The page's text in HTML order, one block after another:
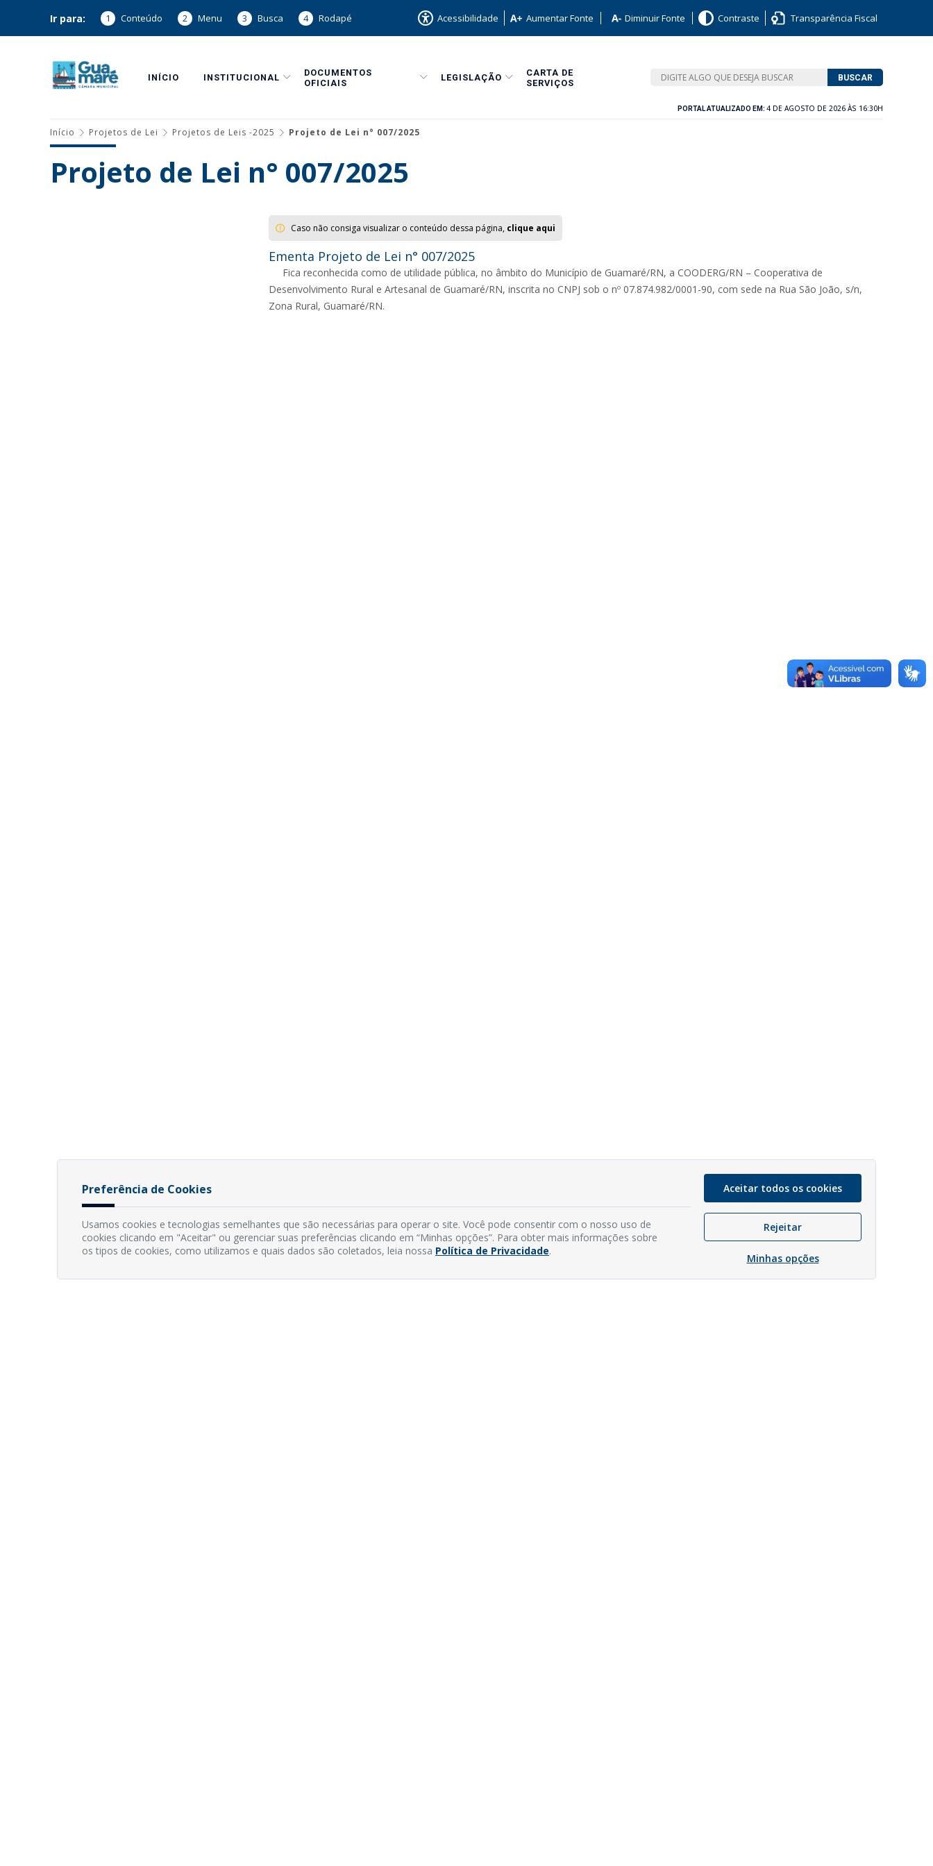
Ir para: 1 Conteúdo 2 Menu 3 Busca 4 Rodapé Acessibilidade Aumentar Fonte Diminuir Fonte Contraste Transparência Fiscal
INÍCIO INSTITUCIONAL
DOCUMENTOS
OFICIAIS
LEGISLAÇÃO
CARTA DE
SERVIÇOS
BUSCAR
PORTAL ATUALIZADO EM: 4 DE AGOSTO DE 2026 ÀS 16:30H
Início Projetos de Lei Projetos de Leis -2025 Projeto de Lei n° 007/2025
Projeto de Lei n° 007/2025
Caso não consiga visualizar o conteúdo dessa página, clique aqui
Ementa Projeto de Lei n° 007/2025
Fica reconhecida como de utilidade pública, no âmbito do Município de Guamaré/RN, a COODERG/RN – Cooperativa de
Desenvolvimento Rural e Artesanal de Guamaré/RN, inscrita no CNPJ sob o nº 07.874.982/0001-90, com sede na Rua São João, s/n,
Zona Rural, Guamaré/RN.
Preferência de Cookies
Usamos cookies e tecnologias semelhantes que são necessárias para operar o site. Você pode consentir com o nosso uso de
cookies clicando em "Aceitar" ou gerenciar suas preferências clicando em “Minhas opções”. Para obter mais informações sobre
os tipos de cookies, como utilizamos e quais dados são coletados, leia nossa Política de Privacidade.
Aceitar todos os cookies
Rejeitar
Minhas opções